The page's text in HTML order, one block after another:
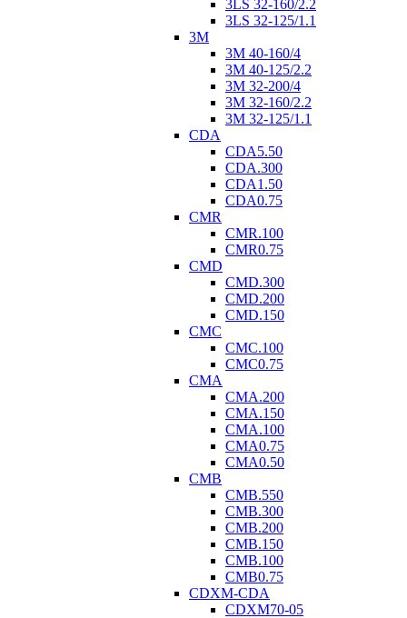
3LS 32-160/2.2
3LS 32-125/1.1
3M
3M 40-160/4
3M 40-125/2.2
3M 32-200/4
3M 32-160/2.2
3M 32-125/1.1
CDA
CDA5.50
CDA.300
CDA1.50
CDA0.75
CMR
CMR.100
CMR0.75
CMD
CMD.300
CMD.200
CMD.150
CMC
CMC.100
CMC0.75
CMA
CMA.200
CMA.150
CMA.100
CMA0.75
CMA0.50
CMB
CMB.550
CMB.300
CMB.200
CMB.150
CMB.100
CMB0.75
CDXM-CDA
CDXM70-05